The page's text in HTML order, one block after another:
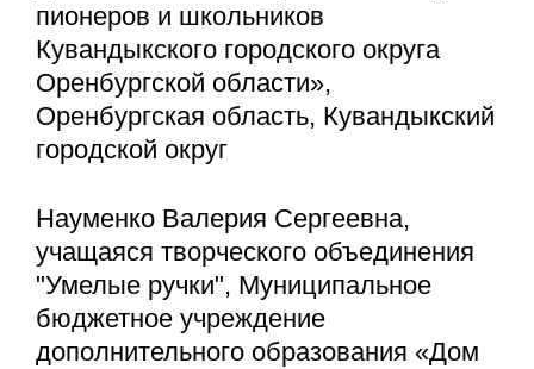
пионеров и школьников
Кувандыкского городского округа
Оренбургской области»,
Оренбургская область, Кувандыкский
городской округ
Науменко Валерия Сергеевна,
учащаяся творческого объединения
"Умелые ручки", Муниципальное
бюджетное учреждение
дополнительного образования «Дом